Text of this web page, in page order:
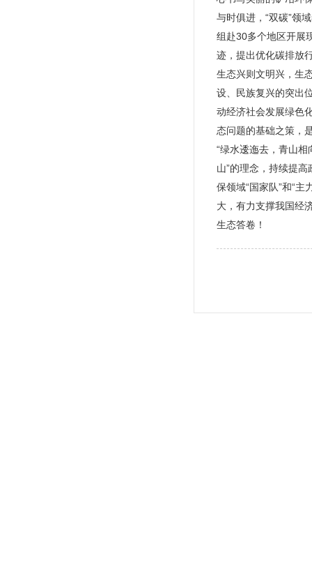
与时俱进，“双碳”领
组赴30多个地区开展
迹，提出优化碳排放
生态兴则文明兴，生
设、民族复兴的突出
动经济社会发展绿色
态问题的基础之策，
“绿水逶迤去，青山
山”的理念，持续提
保领域“国家队”和“
大，有力支撑我国经
生态答卷！